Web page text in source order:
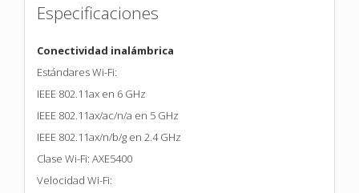
Especificaciones
Conectividad inalámbrica
Estándares Wi-Fi:
IEEE 802.11ax en 6 GHz
IEEE 802.11ax/ac/n/a en 5 GHz
IEEE 802.11ax/n/b/g en 2.4 GHz
Clase Wi-Fi: AXE5400
Velocidad Wi-Fi: